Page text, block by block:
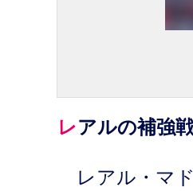
レアルの補
レアル・マド